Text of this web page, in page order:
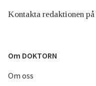
Kontakta redaktionen på
Om DOKTORN
Om oss